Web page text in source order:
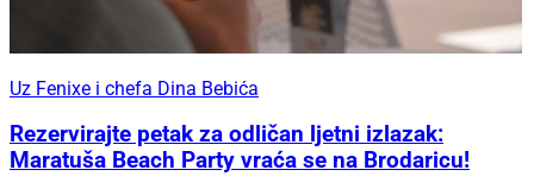
Uz Fenixe i chefa Dina Bebića
Rezervirajte petak za odličan ljetni izlazak:
Maratuša Beach Party vraća se na Brodaricu!